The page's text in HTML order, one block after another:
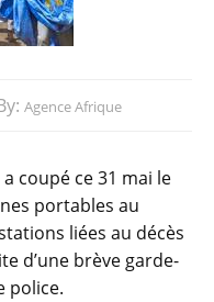
Agence Afrique
coupé ce 31 mai le
portables au
liées au décès
d’une brève garde-
police.